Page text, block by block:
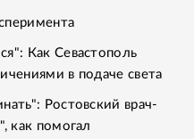
Как Севастополь
в подаче света
Ростовский врач-
как помогал